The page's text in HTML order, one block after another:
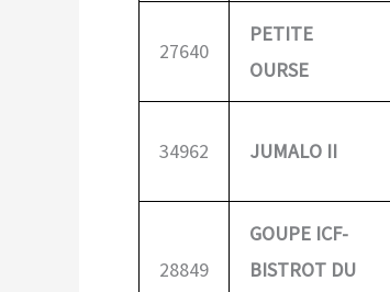
27640
PETITE
OURSE
34962 JUMALO II
28849
GOUPE ICF-
BISTROT DU